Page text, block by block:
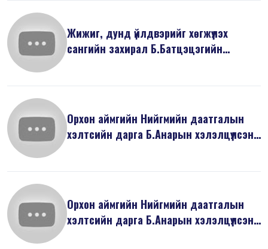
Жижиг, дунд үйлдвэрийг хөгжүүлэх
сангийн захирал Б.Батцэцэгийн
Орхон аймгийн Нийгмийн даатгалын
хэлтсийн дарга Б.Анарын хэлэлцүүлсэн
Орхон аймгийн Нийгмийн даатгалын
хэлтсийн дарга Б.Анарын хэлэлцүүлсэн